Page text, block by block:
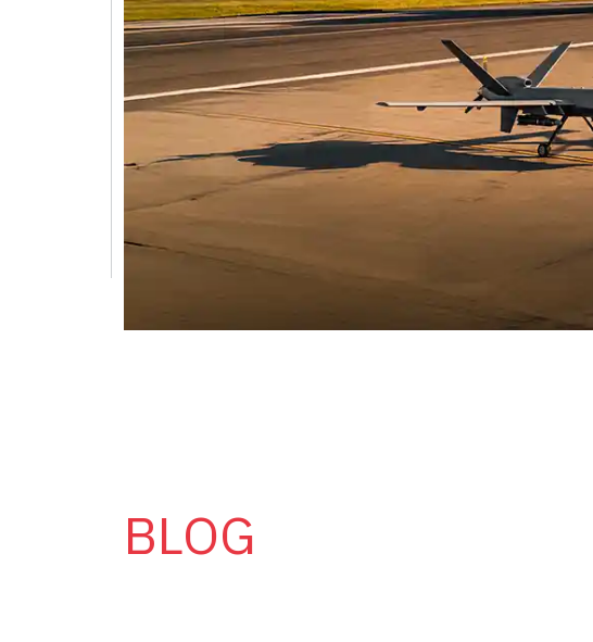
Homberger opera nel settore aeronautico, offrendo
BLOG